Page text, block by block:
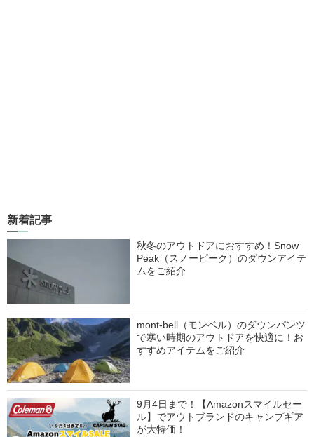
新着記事
秋冬のアウトドアにおすすめ！Snow
Peak（スノーピーク）のダウンアイテ
ムをご紹介
mont-bell（モンベル）のダウンパンツ
で寒い時期のアウトドアを快適に！お
すすめアイテムをご紹介
9月4日まで！【Amazonスマイルセー
ル】でアウトブランドのキャンプギア
が大特価！